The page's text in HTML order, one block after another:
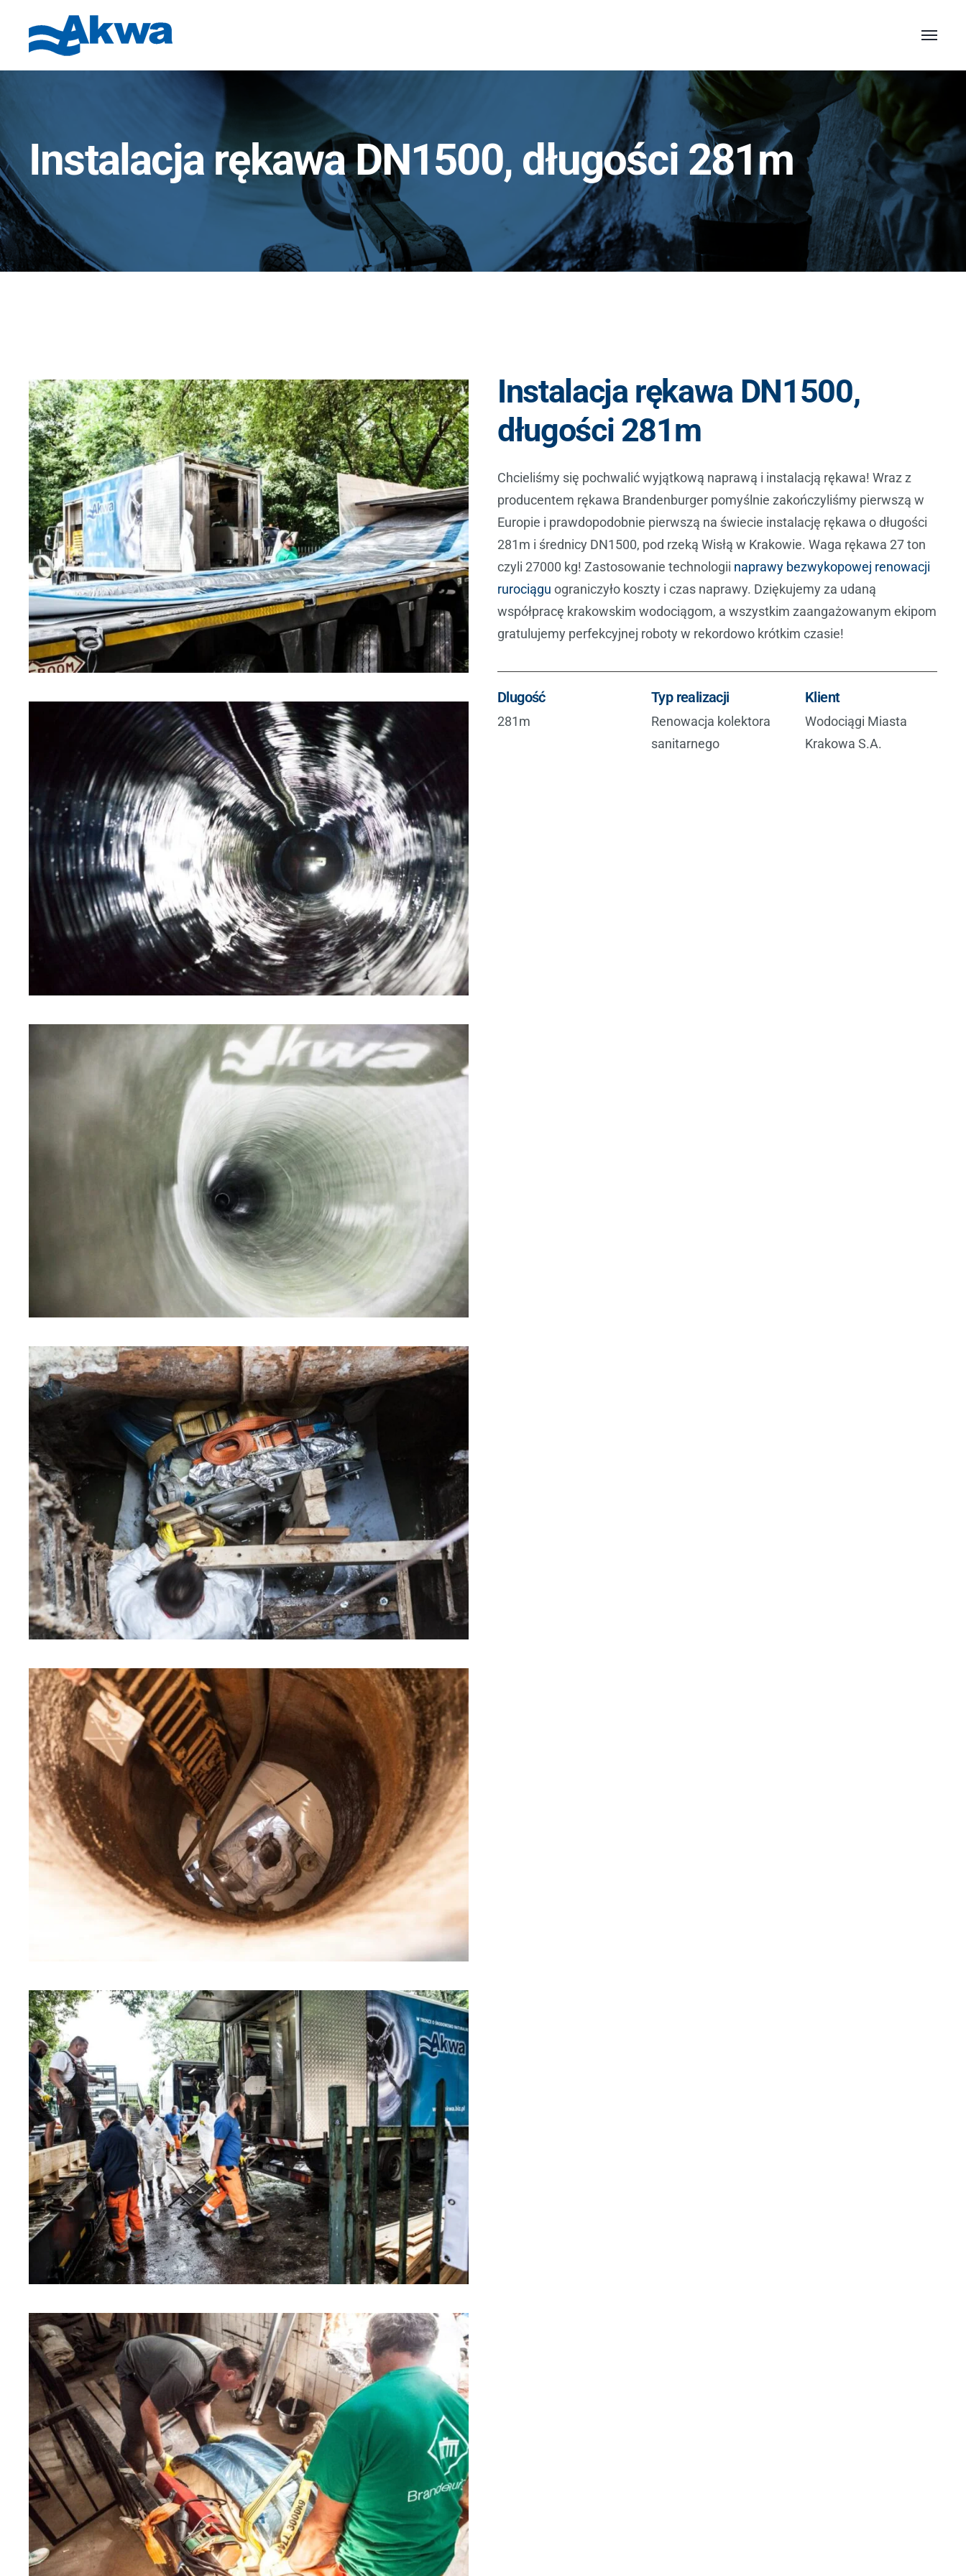
Instalacja rękawa DN1500, długości 281m
Instalacja rękawa DN1500,
długości 281m
Chcieliśmy się pochwalić wyjątkową naprawą i instalacją rękawa! Wraz z
producentem rękawa Brandenburger pomyślnie zakończyliśmy pierwszą w
Europie i prawdopodobnie pierwszą na świecie instalację rękawa o długości
281m i średnicy DN1500, pod rzeką Wisłą w Krakowie. Waga rękawa 27 ton
czyli 27000 kg! Zastosowanie technologii naprawy bezwykopowej renowacji
rurociągu ograniczyło koszty i czas naprawy. Dziękujemy za udaną
współpracę krakowskim wodociągom, a wszystkim zaangażowanym ekipom
gratulujemy perfekcyjnej roboty w rekordowo krótkim czasie!
Dlugość
281m
Typ realizacji
Renowacja kolektora
sanitarnego
Klient
Wodociągi Miasta
Krakowa S.A.